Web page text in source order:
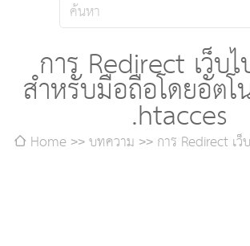
การ Redirect เว็บไ
สำหรับมือถือโดยอัต
.htacces
Home บทความ
การ Redirect เว็